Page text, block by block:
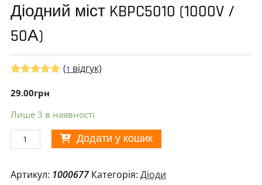
Діодний міст KBPC5010 (1000V /
50А)
5.00з 5 на
опитування
покупця
(1 відгук)
29.00грн
Лише 3 в наявності
Діодний
міст
(1000V
Додати у кошик
Артикул: 1000677 Категорія: Діоди